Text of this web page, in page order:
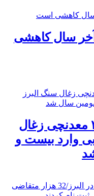
آخر سال کاهشی
کشته شدن ۲۰ معدنچی زغال
وارد بیست و